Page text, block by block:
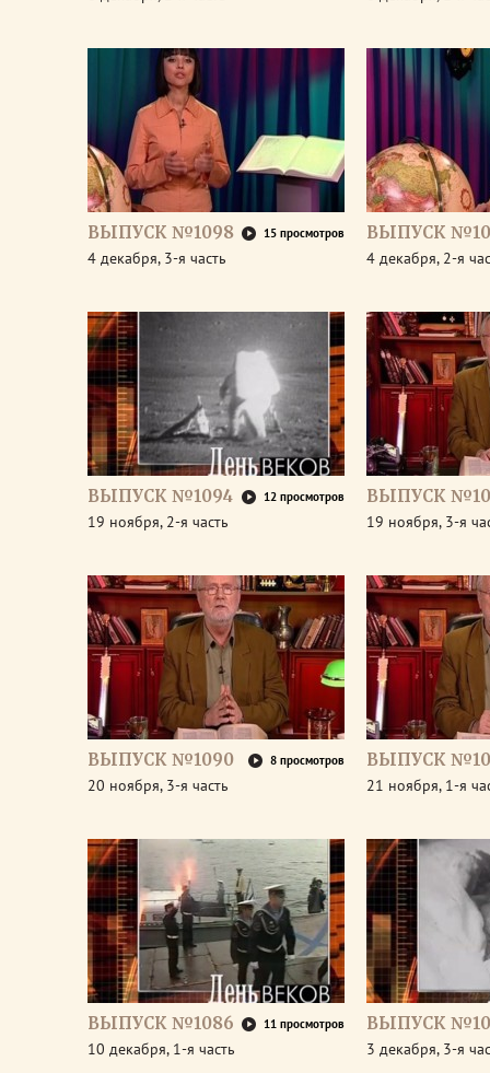
ВЫПУСК №1098 15 просмотров
4 декабря, 3-я часть
ВЫПУСК
4 декабря, 2-я
ВЫПУСК №1094 12 просмотров
19 ноября, 2-я часть
ВЫПУСК
19 ноября, 3-я
ВЫПУСК №1090 8 просмотров
20 ноября, 3-я часть
ВЫПУСК
21 ноября, 1-я
ВЫПУСК №1086 11 просмотров
10 декабря, 1-я часть
ВЫПУСК
3 декабря, 3-я